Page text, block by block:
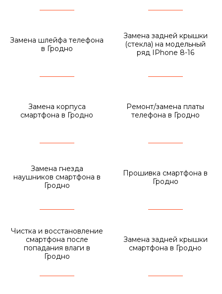
Замена шлейфа телефона
в Гродно
Замена задней крышки
(стекла) на модельный
ряд IPhone 8-16
Замена корпуса
смартфона в Гродно
Ремонт/замена платы
телефона в Гродно
Замена гнезда
наушников смартфона в
Гродно
Прошивка смартфона в
Гродно
Чистка и восстановление
смартфона после
попадания влаги в
Гродно
Замена задней крышки
смартфона в Гродно